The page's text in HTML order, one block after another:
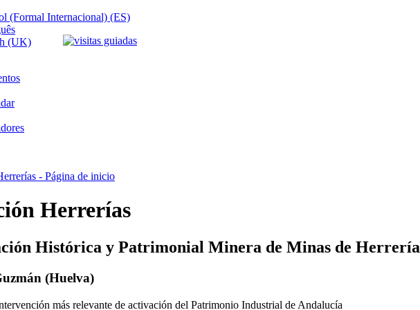
Herrerías
Histórica y Patrimonial Minera de Minas de
(Huelva)